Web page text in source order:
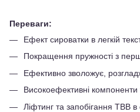
Переваги:
Ефект сироватки в легкій
Покращення пружності з
Ефективно зволожує,
Високоефективні компоненти
Ліфтинг та запобігання ТВВ в